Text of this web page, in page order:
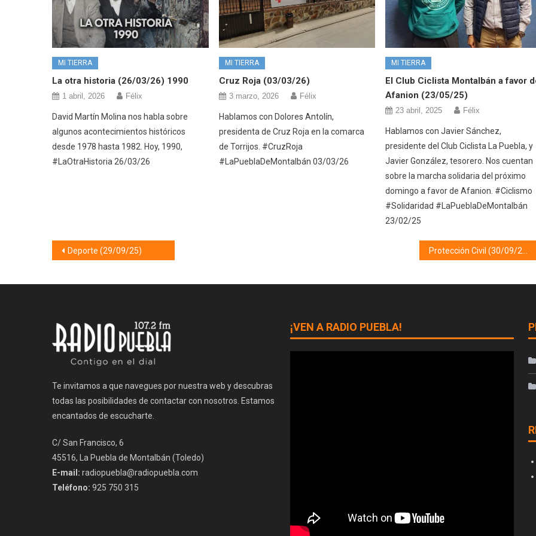
MI TIERRA
La otra historia (26/03/26) 1990
1 abril, 2026 Félix
David Martín Molina nos habla sobre
algunos acontecimientos históricos
desde 1978 hasta 1982. Hoy, 1990,
#LaOtraHistoria 26/03/26
MI TIERRA
Cruz Roja (03/03/26)
3 marzo, 2026 Félix
Hablamos con Dolores Antolín,
presidenta de Cruz Roja en la comarca
de Torrijos. #CruzRoja
#LaPueblaDeMontalbán 03/03/26
MI TIERRA
El Club Ciclista Montalbán a favor
Afanion (23/05/25)
23 abril, 2025 Félix
Hablamos con Javier Sánchez,
presidente del Club Ciclista La Puebla, y
Javier González, tesorero. Nos cuentan
sobre la marcha solidaria del próximo
domingo a favor de Afanion. #Ciclismo
#Solidaridad #LaPueblaDeMontalbán
23/02/25
Navegación
Deporte (29/09/25)
Te invitamos a que navegues por nuestra web y descubras
todas las posibilidades de contactar con nosotros. Estamos
encantados de escucharte.
C/ San Francisco, 6
45516, La Puebla de Montalbán (Toledo)
E-mail: radiopuebla@radiopuebla.com
Teléfono: 925 750 315
¡VEN A RADIO PUEBLA!